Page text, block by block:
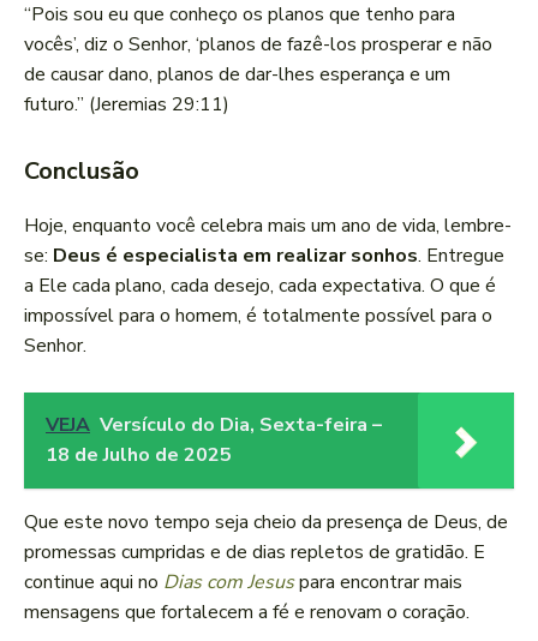
“Pois sou eu que conheço os planos que tenho para
vocês’, diz o Senhor, ‘planos de fazê-los prosperar e não
de causar dano, planos de dar-lhes esperança e um
futuro.” (Jeremias 29:11)
Conclusão
Hoje, enquanto você celebra mais um ano de vida, lembre-
se: Deus é especialista em realizar sonhos. Entregue
a Ele cada plano, cada desejo, cada expectativa. O que é
impossível para o homem, é totalmente possível para o
Senhor.
VEJA Versículo do Dia, Sexta-feira –
18 de Julho de 2025
Que este novo tempo seja cheio da presença de Deus, de
promessas cumpridas e de dias repletos de gratidão. E
continue aqui no Dias com Jesuspara encontrar mais
mensagens que fortalecem a fé e renovam o coração.